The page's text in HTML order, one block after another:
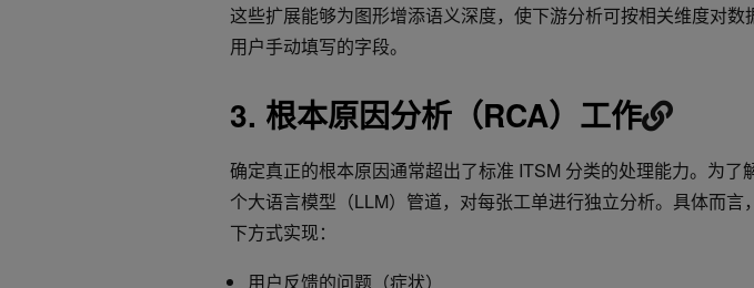
这些扩展能够为图形增添语义深度，使下游分析可按相关维度对数
用户手动填写的字段。
3. 根本原因分析（RCA）工作
确定真正的根本原因通常超出了标准 ITSM 分类的处理能力。为了
个大语言模型（LLM）管道，对每张工单进行独立分析。具体而言
下方式实现：
用户反馈的问题（症状）